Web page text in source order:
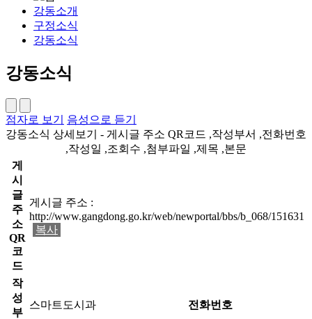
강동소개
구정소식
강동소식
강동소식
점자로 보기
음성으로 듣기
강동소식 상세보기 - 게시글 주소 QR코드 ,작성부서 ,전화번호
,작성일 ,조회수 ,첨부파일 ,제목 ,본문
게
시
글
주
소
QR
코
드
게시글 주소 :
http://www.gangdong.go.kr/web/newportal/bbs/b_068/151631
복사
작
성
부
스마트도시과 전화번호